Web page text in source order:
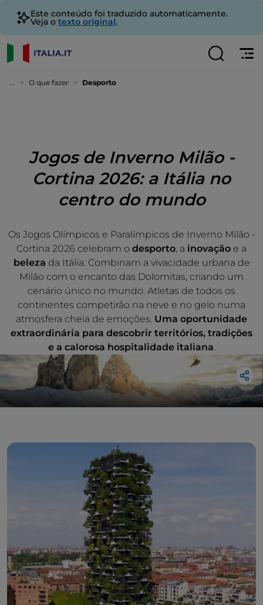
Este conteúdo foi traduzido automaticamente.
Veja o texto original.
... O que fazer Desporto
Jogos de Inverno Milão -
Cortina 2026: a Itália no
centro do mundo
Os Jogos Olímpicos e Paralímpicos de Inverno Milão -
Cortina 2026 celebram o desporto, a inovação e a
beleza da Itália. Combinam a vivacidade urbana de
Milão com o encanto das Dolomitas, criando um
cenário único no mundo. Atletas de todos os
continentes competirão na neve e no gelo numa
atmosfera cheia de emoções. Uma oportunidade
extraordinária para descobrir territórios, tradições
e a calorosa hospitalidade italiana.